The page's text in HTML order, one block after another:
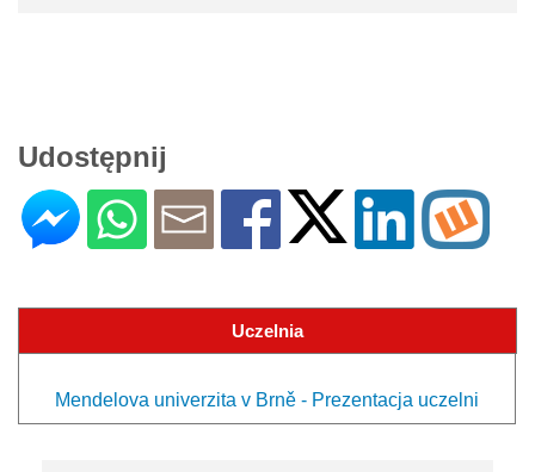
Udostępnij
Uczelnia
Mendelova univerzita v Brně - Prezentacja uczelni